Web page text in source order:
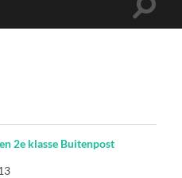
Toggle
2e klasse Buitenpost